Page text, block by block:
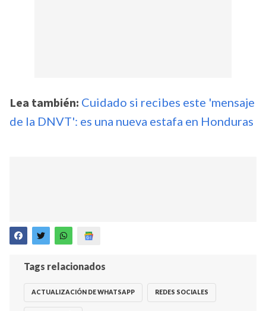
Lea también: Cuidado si recibes este 'mensaje
de la DNVT': es una nueva estafa en Honduras
Tags relacionados
ACTUALIZACIÓN DE WHATSAPP REDES SOCIALES